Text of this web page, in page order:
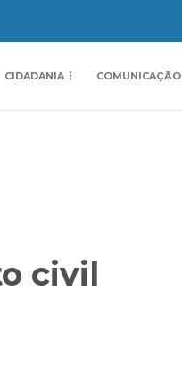
CIDADANIA COMUNICAÇÃO
civil